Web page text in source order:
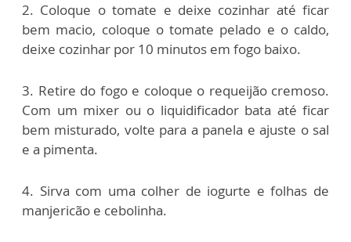
2. Coloque o tomate e deixe cozinhar até ficar
bem macio, coloque o tomate pelado e o caldo,
deixe cozinhar por 10 minutos em fogo baixo.
3. Retire do fogo e coloque o requeijão cremoso.
Com um mixer ou o liquidificador bata até ficar
bem misturado, volte para a panela e ajuste o sal
e a pimenta.
4. Sirva com uma colher de iogurte e folhas de
manjericão e cebolinha.